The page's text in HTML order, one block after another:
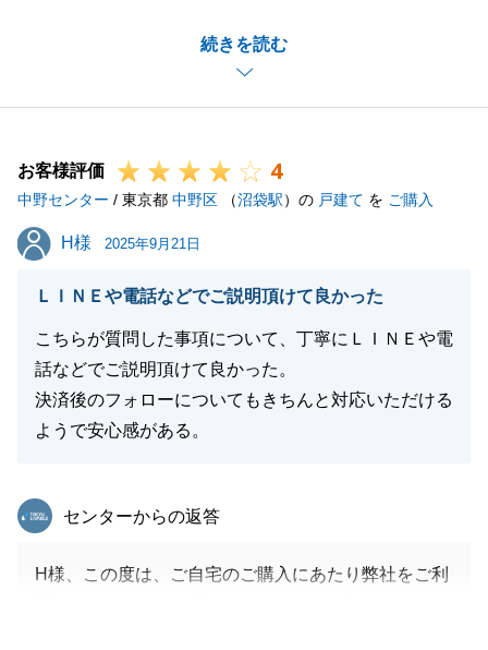
続きを読む
無事にご決済まで終えることができたのも、I様にご
協力いただけたおかげでございます。
にご連絡頂けますと幸いです。
今後とも東急リバブルをご愛顧のほどよろしくお願い
いたします。
お客様評価 4
中野センター / 東京都 中野区 （沼袋駅）の 戸建て を ご購入
H様
H様 2025年9月21日
ＬＩＮＥや電話などでご説明頂けて良かった
こちらが質問した事項について、丁寧にＬＩＮＥや電
話などでご説明頂けて良かった。
決済後のフォローについてもきちんと対応いただける
ようで安心感がある。
東急リバブル
センターからの返答
H様、この度は、ご自宅のご購入にあたり弊社をご利